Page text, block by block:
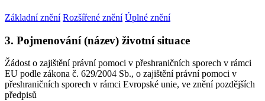
Základní znění Rozšířené znění Úplné znění
3. Pojmenování (název) životní situace
Žádost o zajištění právní pomoci v přeshraničních sporech v rámci
EU podle zákona č. 629/2004 Sb., o zajištění právní pomoci v
přeshraničních sporech v rámci Evropské unie, ve znění pozdějších
předpisů